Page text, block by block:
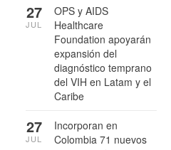
OPS y AIDS
Healthcare
Foundation apoyarán
expansión del
diagnóstico temprano
del VIH en Latam y el
Caribe
27
JUL
Incorporan en
Colombia 71 nuevos
27
JUL